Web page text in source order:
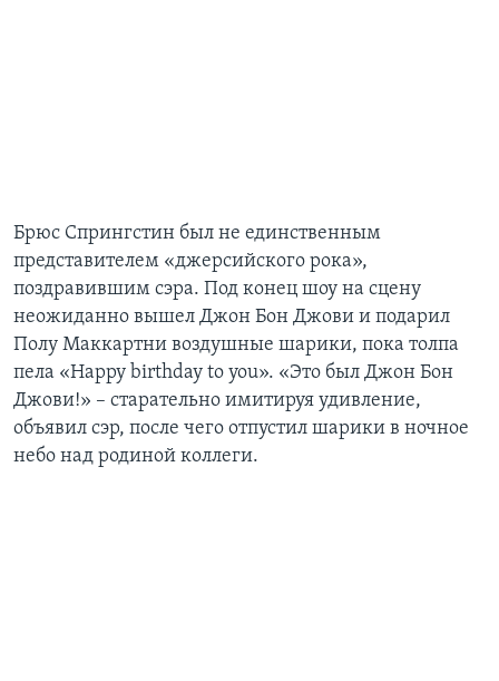
Брюс Спрингстин был не единственным
представителем «джерсийского рока»,
поздравившим сэра. Под конец шоу на сцену
неожиданно вышел Джон Бон Джови и подарил
Полу Маккартни воздушные шарики, пока толпа
пела «Happy birthday to you». «Это был Джон Бон
Джови!» – старательно имитируя удивление,
объявил сэр, после чего отпустил шарики в ночное
небо над родиной коллеги.